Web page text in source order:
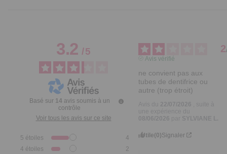
3.2/5
Basé sur 14 avis soumis à un
contrôle
Voir tous les avis sur ce site
5 étoiles
4
4 étoiles
2
2
Avis vérifié
ne convient pas aux
tubes de dentifrice ou
autre (trop étroit)
Utile(0)Signaler